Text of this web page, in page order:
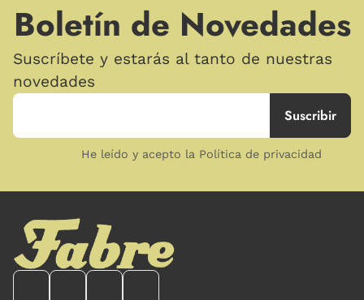
Boletín de Novedades
Suscríbete y estarás al tanto de nuestras
novedades
He leído y acepto la Política de privacidad